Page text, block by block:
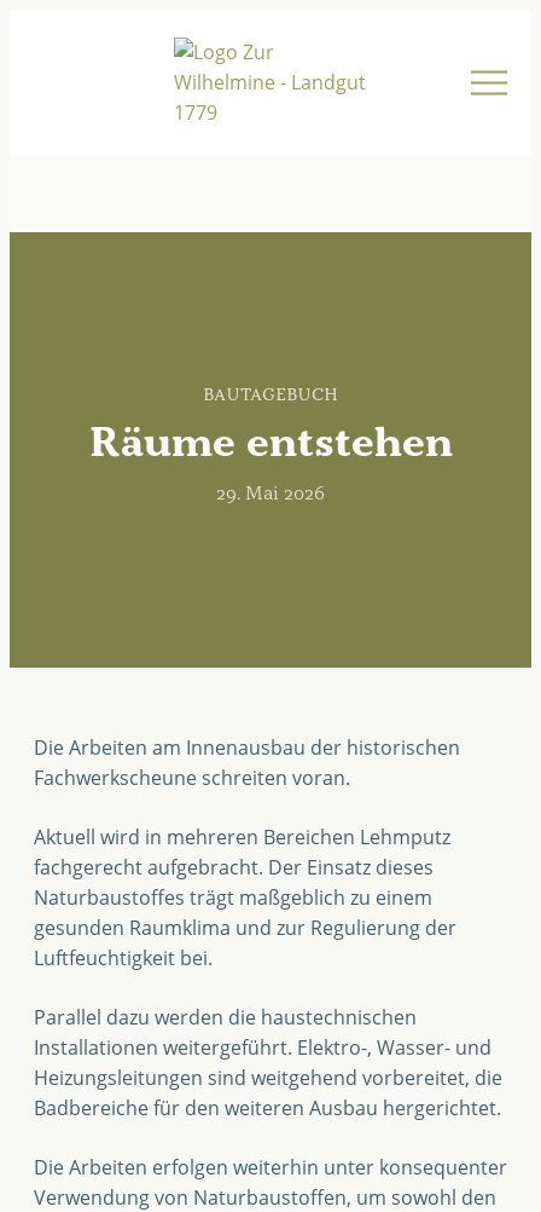
Bautagebuch
Räume entstehen
29. Mai 2026
Die Arbeiten am Innenausbau der historischen
Fachwerkscheune schreiten voran.
Aktuell wird in mehreren Bereichen Lehmputz
fachgerecht aufgebracht. Der Einsatz dieses
Naturbaustoffes trägt maßgeblich zu einem
gesunden Raumklima und zur Regulierung der
Luftfeuchtigkeit bei.
Parallel dazu werden die haustechnischen
Installationen weitergeführt. Elektro-, Wasser- und
Heizungsleitungen sind weitgehend vorbereitet, die
Badbereiche für den weiteren Ausbau hergerichtet.
Die Arbeiten erfolgen weiterhin unter konsequenter
Verwendung von Naturbaustoffen, um sowohl den